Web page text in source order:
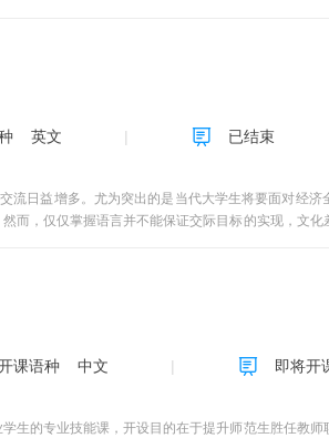
化学习辅助。 本课程教学计划16周，每周讲授1个
核心。每一讲设立一个专题，按照知识点拆分成多个
论的形式，在网站的“学术论坛”上进行。教学条件
有青岛大学“教学名师”和“教学十佳”及最受学生欢
，负责全校非英语专业本科生、硕士研究生和博士
业指导和答疑等多样化需求。课程通告 修读本课
二周unit 2 Roots about Holding,
Sanitation第十周unit 10 Roots about Law,
备考试，具体考试时间另行通知。
英文 已结束
日益增多。尤为突出的是当代大学生将要面对经济
，仅仅掌握语言并不能保证交际目标的实现，文化
四章主要描述了跨文化交际过程中可能遇到的障碍
义及内涵，并对比较经典的文化理论进行了详尽阐
课语种 中文 即将开
的专业技能课，开设目的在于提升师范生胜任教师